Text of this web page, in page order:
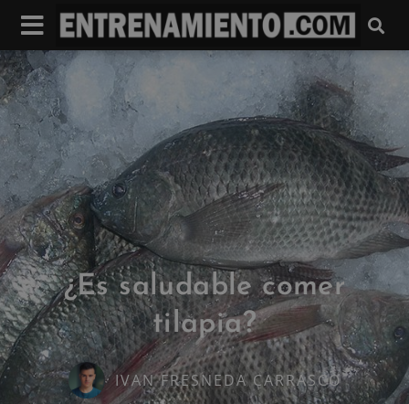
¿Es saludable comer
tilapia?
IVAN FRESNEDA CARRASCO